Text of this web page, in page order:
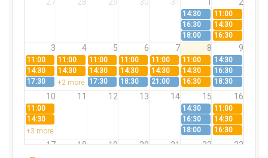
27
28 29 30 31 1 2
14:30
11:00
16:30
14:30
18:00
16:30
3 4 5 6 7 8 9
11:00 11:00 11:00 11:00 11:00 11:00
14:30
14:30
14:30 14:30 14:30 14:30 14:30
16:30
17:30
+2 more 17:30 18:30 21:00 16:30 18:30
10 11 12 13 14 15 16
11:00 14:30
11:00
14:30
16:30
14:30
+3 more
18:00 16:30
17 18 19 20 21 22 23